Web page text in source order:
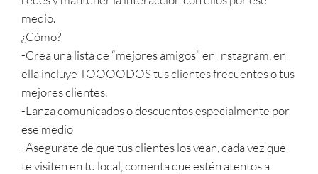
medio.
¿Cómo?
-Crea una lista de “mejores amigos” en Instagram, en
ella incluye TOOOODOS tus clientes frecuentes o tus
mejores clientes.
-Lanza comunicados o descuentos especialmente por
ese medio
-Asegurate de que tus clientes los vean, cada vez que
te visiten en tu local, comenta que estén atentos a